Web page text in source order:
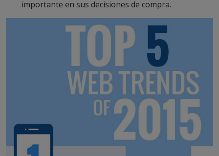
importante en sus decisiones de compra.